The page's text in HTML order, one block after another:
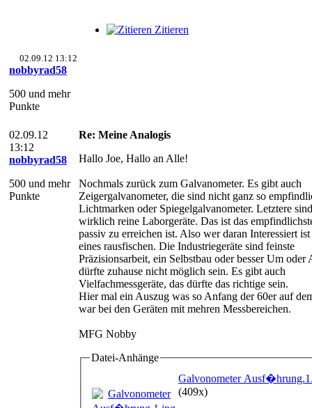
Zitieren
02.09.12 13:12
nobbyrad58
500 und mehr
Punkte
02.09.12
13:12
nobbyrad58
500 und mehr
Punkte
Re: Meine Analogis
Hallo Joe, Hallo an Alle!
Nochmals zurück zum Galvanometer. Es gibt auch
Zeigergalvanometer, die sind nicht ganz so
Lichtmarken oder Spiegelgalvanometer. Letztere sind
wirklich reine Laborgeräte. Das ist das
passiv zu erreichen ist. Also wer daran Interessiert
eines rausfischen. Die Industriegeräte sind feinste
Präzisionsarbeit, ein Selbstbau oder besser Um oder
dürfte zuhause nicht möglich sein. Es gibt auch
Vielfachmessgeräte, das dürfte das richtige sein.
Hier mal ein Auszug was so Anfang der 60er auf
war bei den Geräten mit mehren Messbereichen.
MFG Nobby
Datei-Anhänge
Galvonometer
(409x)